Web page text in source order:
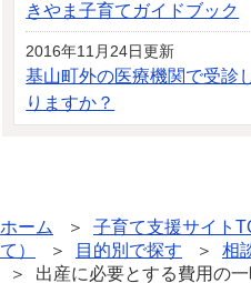
きやま子育てガイドブック
2016年11月24日更新
基山町外の医療機関で受診
りますか？
ホーム ＞ 子育て支援サイト
て）
＞ 目的別で探す ＞ 相
＞ 出産に必要とする費用の